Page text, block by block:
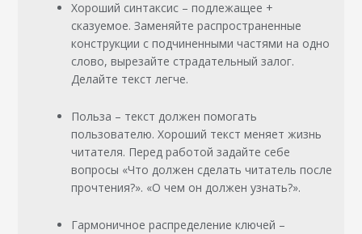
Хороший синтаксис – подлежащее +
сказуемое. Заменяйте распространенные
конструкции с подчиненными частями на одно
слово, вырезайте страдательный залог.
Делайте текст легче.
Польза – текст должен помогать
пользователю. Хороший текст меняет жизнь
читателя. Перед работой задайте себе
вопросы «Что должен сделать читатель после
прочтения?». «О чем он должен узнать?».
Гармоничное распределение ключей –